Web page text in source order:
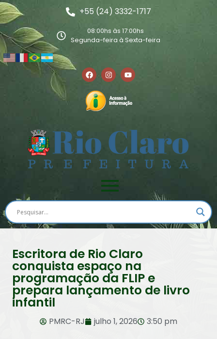
+55 (24) 3332-1717
08:00hs às 17:00hs
Segunda-feira à Sexta-feira
Escritora de Rio Claro
conquista espaço na
programação da FLIP e
prepara lançamento de livro
infantil
PMRC-RJ julho 1, 2026 3:50 pm